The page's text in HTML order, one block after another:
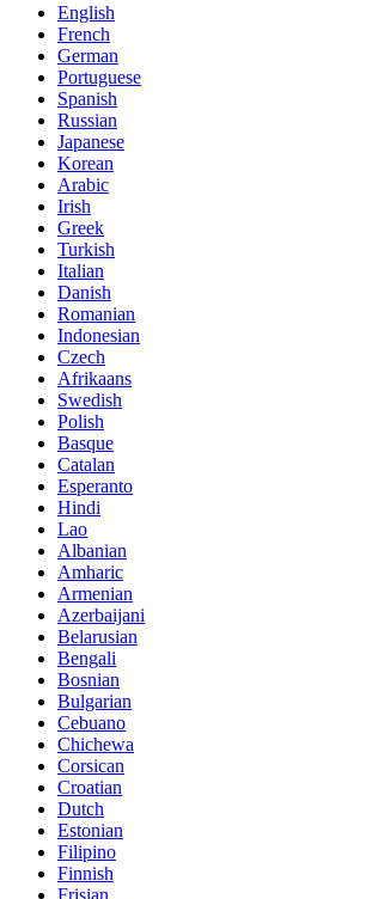
English
French
German
Portuguese
Spanish
Russian
Japanese
Korean
Arabic
Irish
Greek
Turkish
Italian
Danish
Romanian
Indonesian
Czech
Afrikaans
Swedish
Polish
Basque
Catalan
Esperanto
Hindi
Lao
Albanian
Amharic
Armenian
Azerbaijani
Belarusian
Bengali
Bosnian
Bulgarian
Cebuano
Chichewa
Corsican
Croatian
Dutch
Estonian
Filipino
Finnish
Frisian